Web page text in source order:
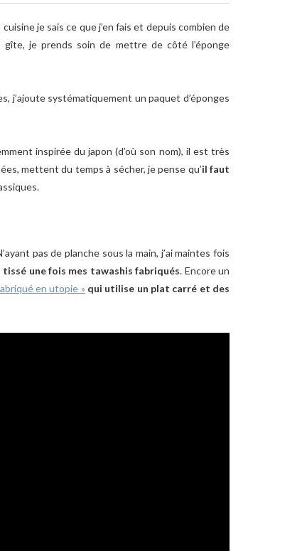
cuisine je sais ce que j’en fais et depuis combien de
je prends soin de mettre de côté l’éponge
j’ajoute systématiquement un paquet d’éponges
inspirée du japon (d’où son nom), il est très
mettent du temps à sécher, je pense qu’il faut
pas de planche sous la main, j’ai maintes fois
tissé une fois mes tawashis fabriqués. Encore un
en utopie » qui utilise un plat carré et des